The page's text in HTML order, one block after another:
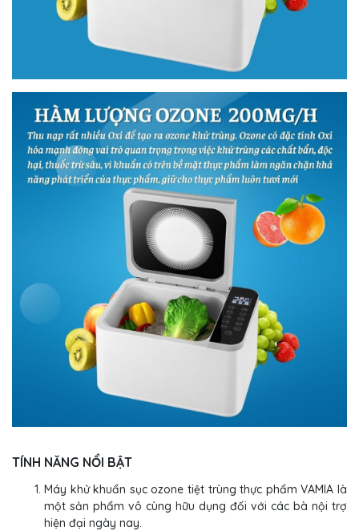
TÍNH NĂNG NỔI BẬT
Máy khử khuẩn sục ozone tiệt trùng thực phẩm VAMIA là
một sản phẩm vô cùng hữu dụng đối với các bà nội trợ
hiện đại ngày nay.